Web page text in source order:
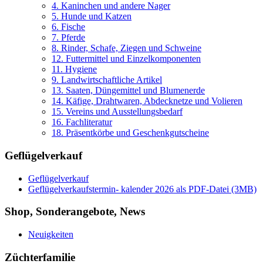
4. Kaninchen und andere Nager
5. Hunde und Katzen
6. Fische
7. Pferde
8. Rinder, Schafe, Ziegen und Schweine
12. Futtermittel und Einzelkomponenten
11. Hygiene
9. Landwirtschaftliche Artikel
13. Saaten, Düngemittel und Blumenerde
14. Käfige, Drahtwaren, Abdecknetze und Volieren
15. Vereins und Ausstellungsbedarf
16. Fachliteratur
18. Präsentkörbe und Geschenkgutscheine
Geflügelverkauf
Geflügelverkauf
Geflügelverkaufstermin- kalender 2026 als PDF-Datei (3MB)
Shop, Sonderangebote, News
Neuigkeiten
Züchterfamilie